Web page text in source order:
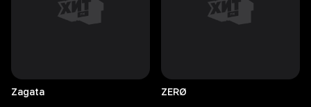
Zagata ZERØ